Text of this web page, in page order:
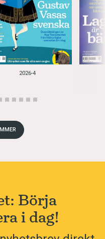
2026-4
Börja
i dag!